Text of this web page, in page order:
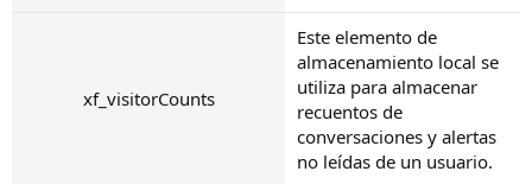
xf_visitorCounts
Este elemento de
almacenamiento local se
utiliza para almacenar
recuentos de
conversaciones y alertas
no leídas de un usuario.